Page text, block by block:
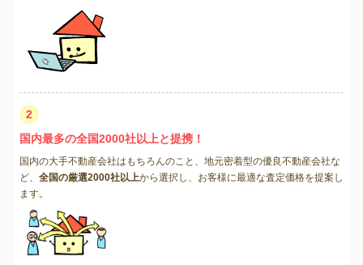
2
国内最多の全国2000社以上と提携！
国内の大手不動産会社はもちろんのこと、地元密着型の優良不動産会社な
ど、 全国の厳選2000社以上から選択し、お客様に最適な査定価格を提案し
ます。